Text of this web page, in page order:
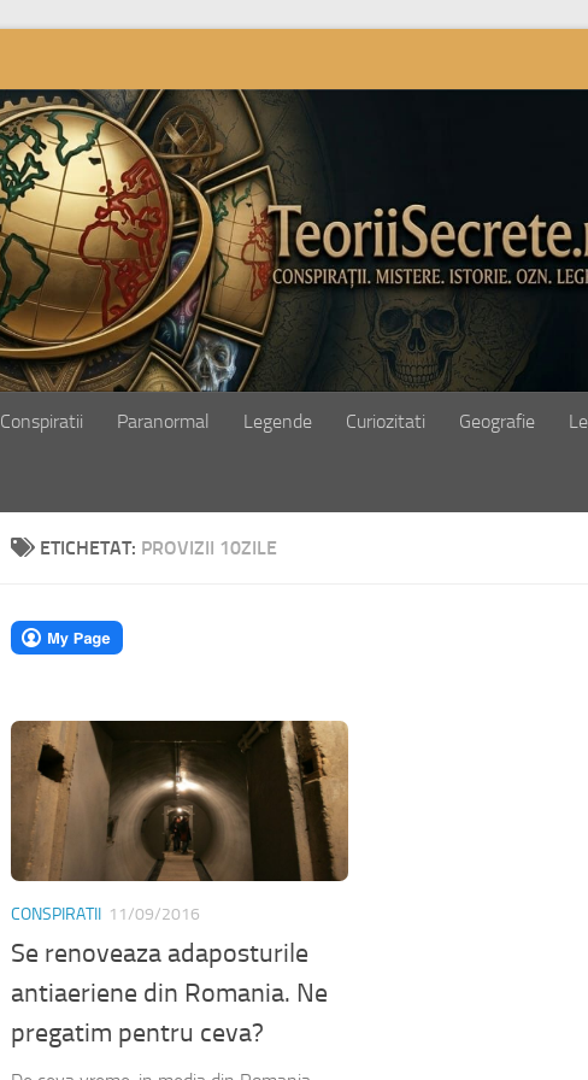
Conspiratii Paranormal Legende Curiozitati Geografie
ETICHETAT: PROVIZII 10ZILE
CONSPIRATII 11/09/2016
Se renoveaza adaposturile
antiaeriene din Romania. Ne
pregatim pentru ceva?